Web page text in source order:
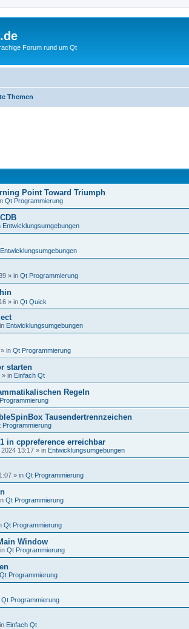
Forum rund um Qt
Themen
Point Toward Triumph
Qt Programmierung
Entwicklungsumgebungen
Entwicklungsumgebungen
» in Qt Programmierung
» in Qt Quick
Entwicklungsumgebungen
» in Qt Programmierung
starten
» in Einfach Qt
Regeln
Tausendertrennzeichen
Programmierung
in cppreference erreichbar
13:17 » in Entwicklungsumgebungen
» in Qt Programmierung
Qt Programmierung
Qt Programmierung
Window
Qt Programmierung
Qt Programmierung
Qt Programmierung
Einfach Qt